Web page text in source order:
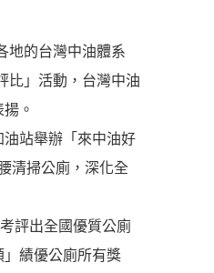
地的台灣中油體系
比」活動，台灣中油
。
站舉辦「來中油好
清掃公廁，深化全
評出全國優質公廁
績優公廁所有獎